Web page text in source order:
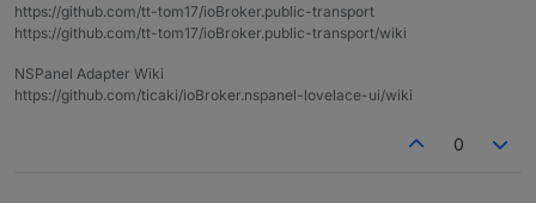
https://github.com/tt-tom17/ioBroker.public-transport
https://github.com/tt-tom17/ioBroker.public-transport/wiki
NSPanel Adapter Wiki
https://github.com/ticaki/ioBroker.nspanel-lovelace-ui/wiki
0